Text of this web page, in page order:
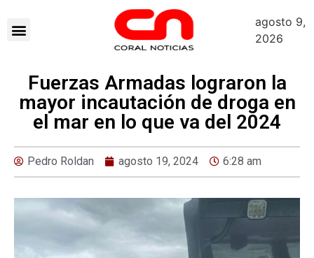
agosto 9,
2026
Fuerzas Armadas lograron la
mayor incautación de droga en
el mar en lo que va del 2024
Pedro Roldan agosto 19, 2024 6:28 am